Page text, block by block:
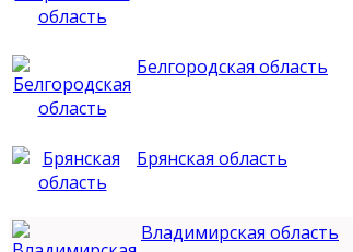
Белгородская область
Брянская область
Владимирская область